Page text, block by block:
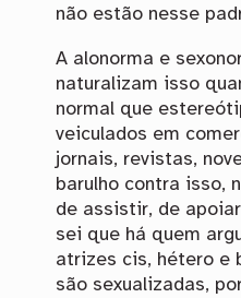
não estão nesse
A alonorma e
naturalizam isso
normal que
veiculados em
jornais, revistas,
barulho contra isso,
de assistir, de
sei que há quem
atrizes cis, hétero e
são sexualizadas,